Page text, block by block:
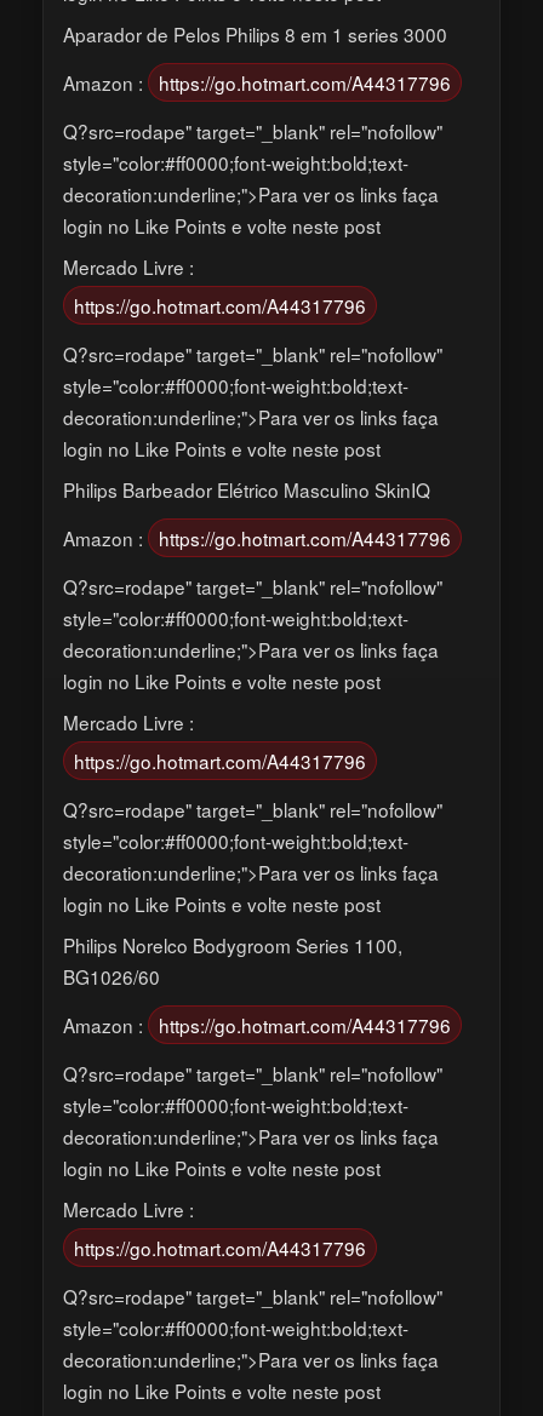
Aparador de Pelos Philips 8 em 1 series 3000
Amazon :
https://go.hotmart.com/A44317796
Q?src=rodape" target="_blank" rel="nofollow"
style="color:#ff0000;font-weight:bold;text-
decoration:underline;">Para ver os links faça
login no Like Points e volte neste post
Mercado Livre :
https://go.hotmart.com/A44317796
Q?src=rodape" target="_blank" rel="nofollow"
style="color:#ff0000;font-weight:bold;text-
decoration:underline;">Para ver os links faça
login no Like Points e volte neste post
Philips Barbeador Elétrico Masculino SkinIQ
Amazon :
https://go.hotmart.com/A44317796
Q?src=rodape" target="_blank" rel="nofollow"
style="color:#ff0000;font-weight:bold;text-
decoration:underline;">Para ver os links faça
login no Like Points e volte neste post
Mercado Livre :
https://go.hotmart.com/A44317796
Q?src=rodape" target="_blank" rel="nofollow"
style="color:#ff0000;font-weight:bold;text-
decoration:underline;">Para ver os links faça
login no Like Points e volte neste post
Philips Norelco Bodygroom Series 1100,
BG1026/60
Amazon :
https://go.hotmart.com/A44317796
Q?src=rodape" target="_blank" rel="nofollow"
style="color:#ff0000;font-weight:bold;text-
decoration:underline;">Para ver os links faça
login no Like Points e volte neste post
Mercado Livre :
https://go.hotmart.com/A44317796
Q?src=rodape" target="_blank" rel="nofollow"
style="color:#ff0000;font-weight:bold;text-
decoration:underline;">Para ver os links faça
login no Like Points e volte neste post